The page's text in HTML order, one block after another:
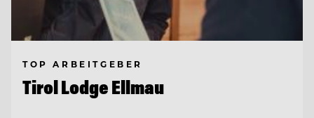
TOP ARBEITGEBER
Tirol Lodge Ellmau